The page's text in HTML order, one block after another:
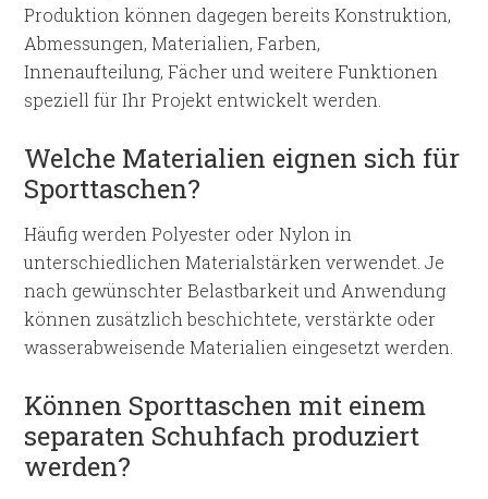
Produktion können dagegen bereits Konstruktion,
Abmessungen, Materialien, Farben,
Innenaufteilung, Fächer und weitere Funktionen
speziell für Ihr Projekt entwickelt werden.
Welche Materialien eignen sich für
Sporttaschen?
Häufig werden Polyester oder Nylon in
unterschiedlichen Materialstärken verwendet. Je
nach gewünschter Belastbarkeit und Anwendung
können zusätzlich beschichtete, verstärkte oder
wasserabweisende Materialien eingesetzt werden.
Können Sporttaschen mit einem
separaten Schuhfach produziert
werden?